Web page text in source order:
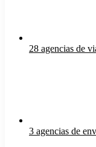
28 agencias de
3 agencias de